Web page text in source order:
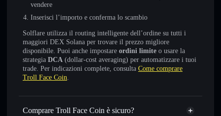
vendere
Inserisci l’importo e conferma lo scambio
Solflare utilizza il routing intelligente dell’ordine su tutti i
maggiori DEX Solana per trovare il prezzo migliore
disponibile. Puoi anche impostare ordini limite o usare la
strategia DCA (dollar-cost averaging) per automatizzare i tuoi
trade. Per indicazioni complete, consulta Come comprare
Troll Face Coin.
Comprare Troll Face Coin è sicuro?